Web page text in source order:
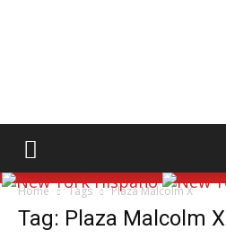
Home Tags Plaza Malcolm X
Tag: Plaza Malcolm X